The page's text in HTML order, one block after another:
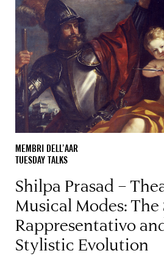
MEMBRI DELL’AAR
TUESDAY TALKS
Shilpa Prasad –
Musical Modes: The
Rappresentativo
Stylistic Evolution